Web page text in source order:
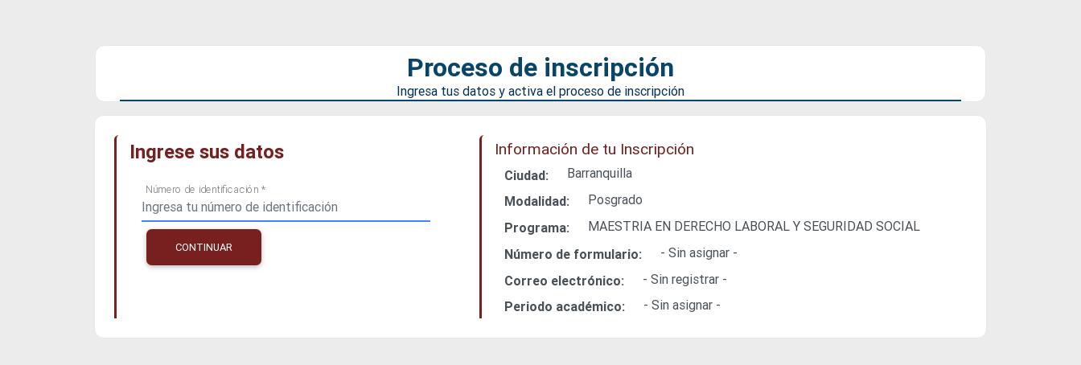
Proceso de inscripción
Ingresa tus datos y activa el proceso de inscripción
Ingrese sus datos
Número de identificación *
CONTINUAR
Información de tu Inscripción
Ciudad:
Barranquilla
Modalidad:
Posgrado
Programa:
MAESTRIA EN DERECHO LABORAL Y SEGURIDAD SOCIAL
Número de formulario:
- Sin asignar -
Correo electrónico:
- Sin registrar -
Periodo académico:
- Sin asignar -